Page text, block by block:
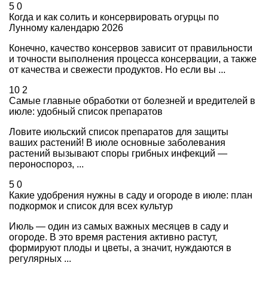
5 0
Когда и как солить и консервировать огурцы по
Лунному календарю 2026
Конечно, качество консервов зависит от правильности
и точности выполнения процесса консервации, а также
от качества и свежести продуктов. Но если вы ...
10 2
Самые главные обработки от болезней и вредителей в
июле: удобный список препаратов
Ловите июльский список препаратов для защиты
ваших растений! В июле основные заболевания
растений вызывают споры грибных инфекций —
пероноспороз, ...
5 0
Какие удобрения нужны в саду и огороде в июле: план
подкормок и список для всех культур
Июль — один из самых важных месяцев в саду и
огороде. В это время растения активно растут,
формируют плоды и цветы, а значит, нуждаются в
регулярных ...